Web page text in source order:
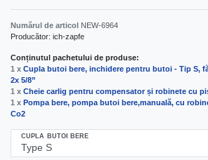
Numărul de articol NEW-6964
Producător: ich-zapfe
Conținutul pachetului de produse:
1 x Cupla butoi bere, inchidere pentru butoi - Tip S,
2x 5/8”
1 x Cheie carlig pentru compensator și robinete cu
1 x Pompa bere, pompa butoi bere,manuală, cu
Co2
CUPLA BUTOI BERE